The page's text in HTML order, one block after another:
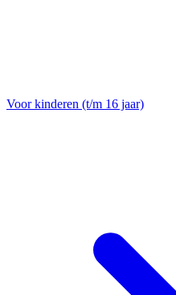
Voor kinderen (t/m 16 jaar)